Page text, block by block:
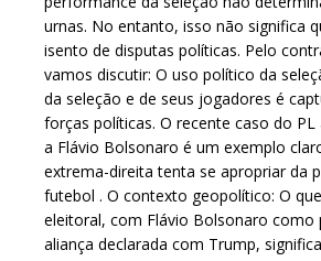
urnas. No entanto, isso não significa
isento de disputas políticas. Pelo
vamos discutir: O uso político da
da seleção e de seus jogadores é
forças políticas. O recente caso do
a Flávio Bolsonaro é um exemplo
extrema-direita tenta se apropriar da
futebol . O contexto geopolítico: O
eleitoral, com Flávio Bolsonaro como
aliança declarada com Trump,